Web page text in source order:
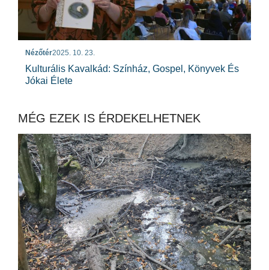
Nézőtér2025. 10. 23.
Kulturális Kavalkád: Színház, Gospel, Könyvek És
Jókai Élete
MÉG EZEK IS ÉRDEKELHETNEK